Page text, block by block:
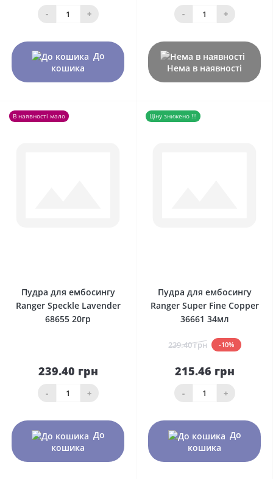
- +
До
кошика
- +
Нема в наявності
В наявності мало
Пудра для ембосингу
Ranger Speckle Lavender
68655 20гр
239.40 грн
- +
До
кошика
Ціну знижено !!!
Пудра для ембосингу
Ranger Super Fine Copper
36661 34мл
239.40 грн -10%
215.46 грн
- +
До
кошика